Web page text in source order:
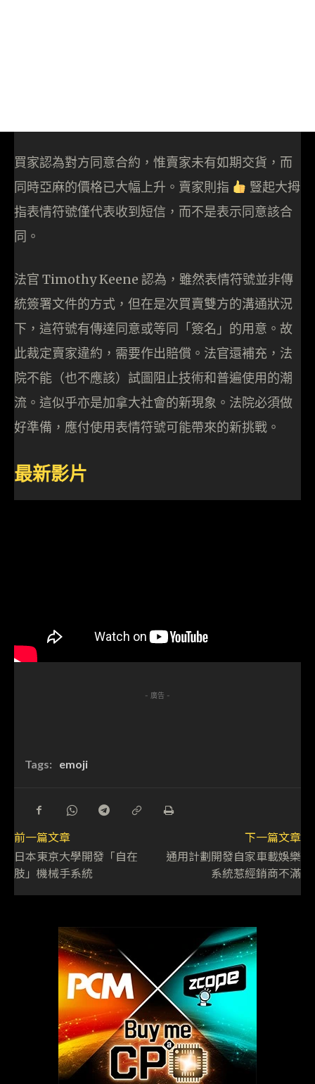
買家認為對方同意合約，惟賣家未有如期交貨，而
同時亞麻的價格已大幅上升。賣家則指
豎起大拇
指表情符號僅代表收到短信，而不是表示同意該合
同。
法官 Timothy Keene 認為，雖然表情符號並非傳
統簽署文件的方式，但在是次買賣雙方的溝通狀況
下，這符號有傳達同意或等同「簽名」的用意。故
此裁定賣家違約，需要作出賠償。法官還補充，法
院不能（也不應該）試圖阻止技術和普遍使用的潮
流。這似乎亦是加拿大社會的新現象。法院必須做
好準備，應付使用表情符號可能帶來的新挑戰。
最新影片
- 廣告 -
Tags: emoji
前一篇文章
日本東京大學開發「自在
肢」機械手系統
下一篇文章
通用計劃開發自家車載娛樂
系統惹經銷商不滿